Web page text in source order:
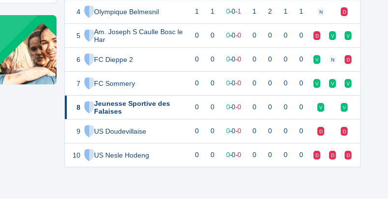
4 Olympique Belmesnil
5
Am. Joseph S Caulle Bosc le
Har
6 FC Dieppe 2
7 FC Sommery
8
Jeunesse Sportive des
Falaises
9 US Doudevillaise
10 US Nesle Hodeng
1 1 0-0-1 1 2 1 1 N D
0 0 0-0-0 0 0 0 0 D V V
0 0 0-0-0 0 0 0 0 V N D
0 0 0-0-0 0 0 0 0 V V V
0 0 0-0-0 0 0 0 0 V V
0 0 0-0-0 0 0 0 0 D D
0 0 0-0-0 0 0 0 0 D D D